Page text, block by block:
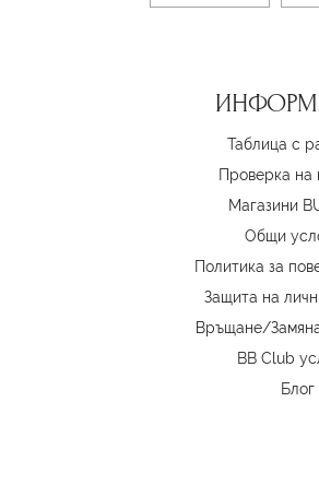
Таблица с
Проверка на
Магазини
Oбщи
Политика за
Защита на
Връщане/
BB Club
Блог